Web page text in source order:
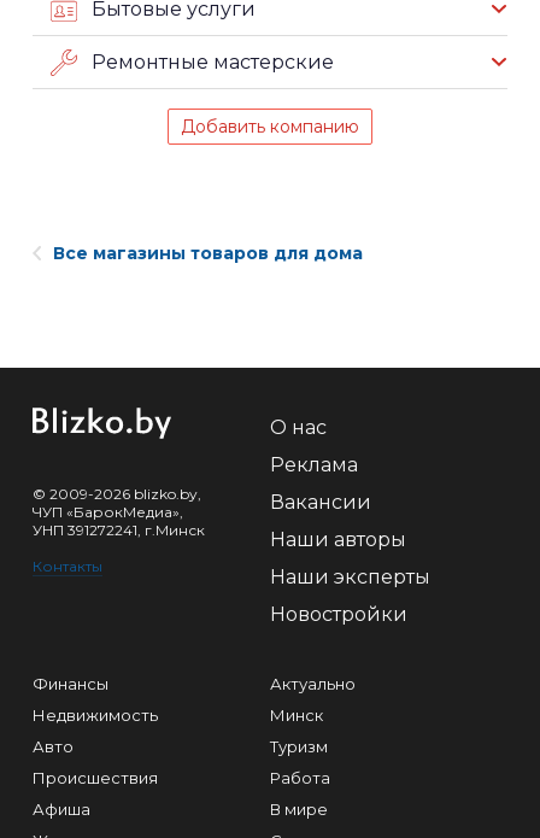
Бытовые услуги
Ремонтные мастерские
Добавить компанию
Все магазины товаров для дома
© 2009-2026 blizko.by,
ЧУП «БарокМедиа»,
УНП 391272241, г.Минск
Контакты
О нас
Реклама
Вакансии
Наши авторы
Наши эксперты
Новостройки
Финансы
Недвижимость
Авто
Происшествия
Афиша
Актуально
Минск
Туризм
Работа
В мире